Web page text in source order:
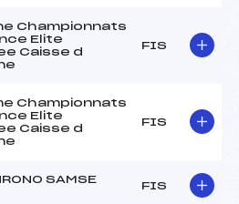
Championnats
Elite
Caisse d
FIS
Championnats
Elite
Caisse d
FIS
SAMSE
FIS